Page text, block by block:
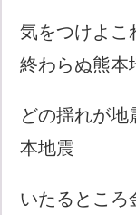
気をつけよこ
終わらぬ熊本
どの揺れが
本地震
いたるところ